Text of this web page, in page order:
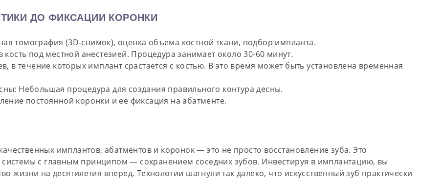
ДО ФИКСАЦИИ КОРОНКИ
томография (3D-снимок), оценка объема костной ткани, подбор импланта.
кость под местной анестезией. Процедура занимает около 30-60 минут.
в течение которых имплант срастается с костью. В это время может быть установлена временная
Небольшая процедура для создания правильного контура десны.
постоянной коронки и ее фиксация на абатменте.
имплантов, абатментов и коронок — это не просто восстановление зуба. Это
системы с главным принципом — сохранением соседних зубов. Инвестируя в имплантацию, вы
жизни на десятилетия вперед. Технологии шагнули так далеко, что искусственный зуб практически